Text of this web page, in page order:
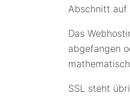
Abschnitt auf
Das
abgefangen
SSL steht